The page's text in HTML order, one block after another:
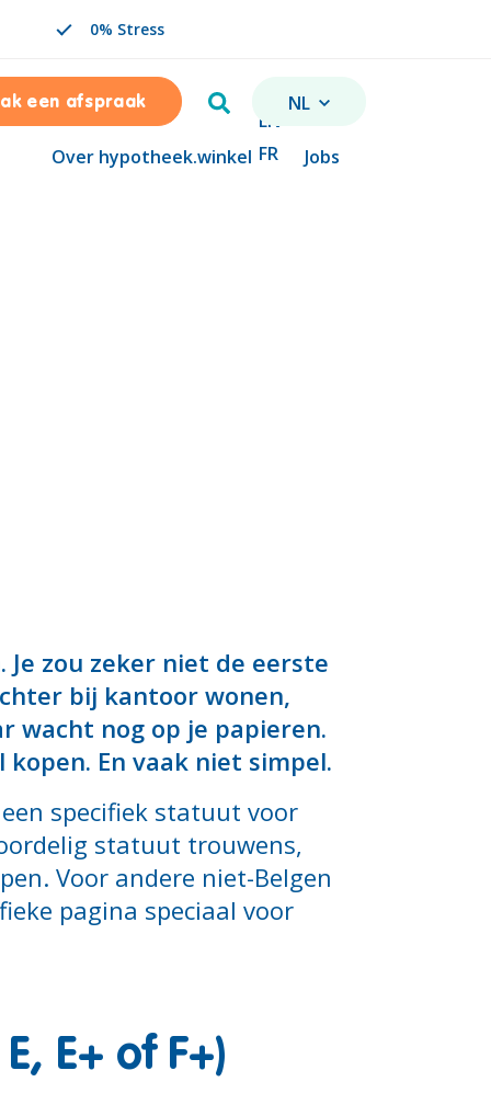
0% Stress
een afspraak Zoeken
VERANDER TAAL.
NL
EN
FR
Over hypotheek.winkel Jobs
zou zeker niet de eerste
bij kantoor wonen,
wacht nog op je papieren.
En vaak niet simpel.
specifiek statuut voor
statuut trouwens,
Voor andere niet-Belgen
pagina speciaal voor
E+ of F+)